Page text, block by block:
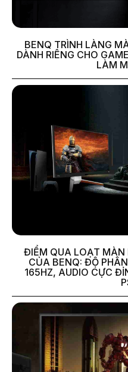
BENQ TRÌNH LÀNG
DÀNH RIÊNG CHO
LÀM
ĐIỂM QUA LOẠT MÀN
CỦA BENQ: ĐỘ
165HZ, AUDIO CỰC